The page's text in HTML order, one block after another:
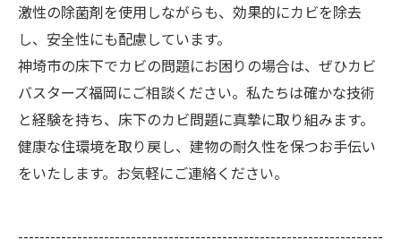
激性の除菌剤を使用しながらも、効果的にカビを除去
し、安全性にも配慮しています。
神埼市の床下でカビの問題にお困りの場合は、ぜひカビ
バスターズ福岡にご相談ください。私たちは確かな技術
と経験を持ち、床下のカビ問題に真摯に取り組みます。
健康な住環境を取り戻し、建物の耐久性を保つお手伝い
をいたします。お気軽にご連絡ください。
--------------------------------------------------------------------